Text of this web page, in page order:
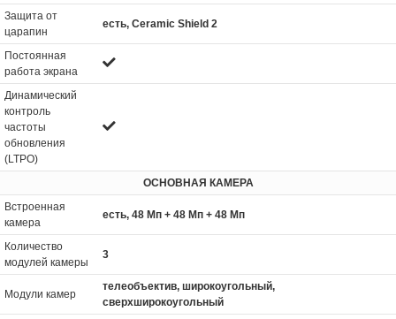
Защита от
царапин
есть, Ceramic Shield 2
Постоянная
работа экрана
Динамический
контроль
частоты
обновления
(LTPO)
ОСНОВНАЯ КАМЕРА
Встроенная
камера
есть, 48 Мп + 48 Мп + 48 Мп
Количество
модулей камеры
3
Модули камер
телеобъектив, широкоугольный,
сверхширокоугольный